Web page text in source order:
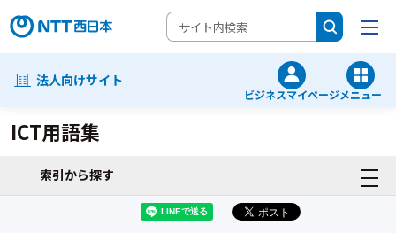
法人向けサイト
ビジネスマイページメニュー
ICT用語集
索引から探す